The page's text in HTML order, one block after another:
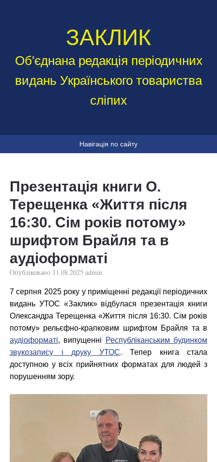
ЗАКЛИК
Об'єднана редакція періодичних
видань Українського товариства
сліпих
Навігація по сайту
Презентація книги О.
Терещенка «Життя після
16:30. Сім років потому»
шрифтом Брайля та в
аудіоформаті
Опубліковано 11.08.2025 admin
7 серпня 2025 року у приміщенні редакції періодичних
видань УТОС «Заклик» відбулася презентація книги
Олександра Терещенка «Життя після 16:30. Сім років
потому» рельєфно-крапковим шрифтом Брайля та в
аудіоформаті, випущенні
Республіканським будинком
звукозапису і друку УТОС. Тепер книга стала
доступною у всіх прийнятних форматах для людей з
порушенням зору.